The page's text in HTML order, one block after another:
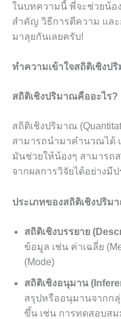
ในบทความนี้ พี่จะช่วยน้อ
สำคัญ วิธีการตีความ และ
มาลุยกันเลยครับ!
ทำความเข้าใจสถิติเชิงป
สถิติเชิงปริมาณคืออะไร?
สถิติเชิงปริมาณ
สามารถนำมาคำนวณได้
มันช่วยให้น้องๆ สามารถ
จากผลการวิจัยได้อย่างมี
ประเภทของสถิติเชิงปริม
สถิติเชิงบรรยาย
ข้อมูล เช่น ค่าเฉลี่ย
(Mode)
สถิติเชิงอนุมาน
สรุปหรืออนุมานจากก
ขึ้น เช่น การทดสอบสม